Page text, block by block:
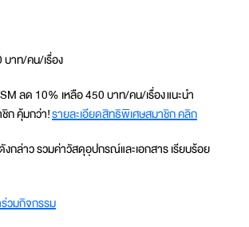
บาท/คน/เรื่อง
ลด 10% เหลือ 450 บาท/คน/เรื่อง แนะนำ
ก คุ้มกว่า!รายละเอียดสิทธิพิเศษสมาชิก คลิก
งกล่าว รวมค่าวัสดุอุปกรณ์และเอกสาร เรียบร้อย
ร่วมกิจกรรม